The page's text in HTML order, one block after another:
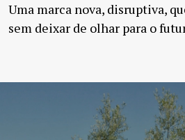
Uma marca nova, disruptiva,
sem deixar de olhar para o